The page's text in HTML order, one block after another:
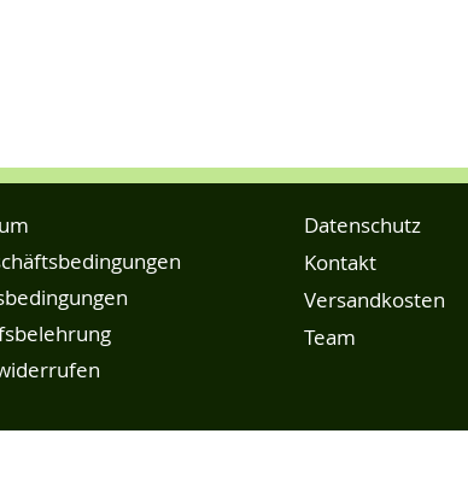
Datenschutz
Kontakt
Versandkosten
Team